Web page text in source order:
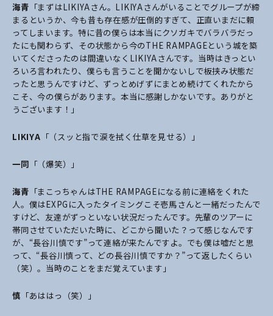
海青 「まずはLIKIYAさん。LIKIYAさんがいることでグループが締
まるというか、今も昔も存在感が圧倒的すぎて、正直いまだに頼
ってしまいます。特に昔の僕らは本当にクソガキでバラバラだっ
たにも関わらず、その状態から今のTHE RAMPAGEという城を築
いてくださったのは間違いなくLIKIYAさんです。当時はきっとい
ろいろ言われたり、僕らも言うことを聞かないしで板挟み状態だ
ったと思うんですけど、ずっとめげずにまとめ続けてくれたから
こそ、今の僕らがあります。本当に感謝しかないです。ありがと
うございます！」
LIKIYA 「（スッと指で涙を拭く仕草を見せる）」
一同 「（爆笑）」
海青 「まこっちゃんはTHE RAMPAGEになる前に連絡をくれた
人。僕はEXPGに入ったタイミングこそ壱馬さんと一緒だったんで
すけど、友達がずっといない状況だったんです。先輩のツアーに
帯同させていただいた時に、どこから聞いた？って感じなんです
が、“長谷川慎です”って連絡が来たんですよ。でも僕は嘘だと思
って、“長谷川慎って、どの長谷川慎ですか？”って返したくらい
（笑）。当時のことをまだ覚えています」
慎 「あははっ（笑）」